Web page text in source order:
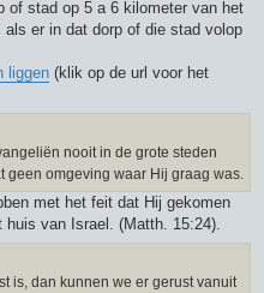
of stad op 5 a 6 kilometer van het
er in dat dorp of die stad volop
liggen (klik op de url voor het
nooit in de grote steden
geen omgeving waar Hij graag was.
met het feit dat Hij gekomen
huis van Israel. (Matth. 15:24).
is, dan kunnen we er gerust vanuit